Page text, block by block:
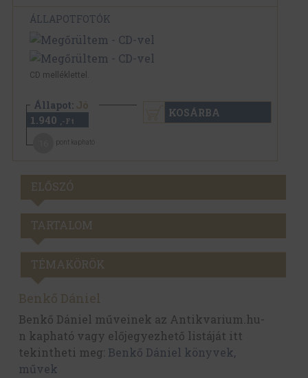
ÁLLAPOTFOTÓK
CD melléklettel.
Állapot: Jó
1.940 ,-Ft
pont kapható
KOSÁRBA
ELŐSZÓ
TARTALOM
TÉMAKÖRÖK
Benkő Dániel
Benkő Dániel műveinek az Antikvarium.hu-
n kapható vagy előjegyezhető listáját itt
tekintheti meg: Benkő Dániel könyvek,
művek